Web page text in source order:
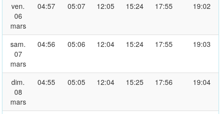
ven.
06
mars
04:57 05:07 12:05 15:24 17:55 19:02
sam.
07
mars
04:56 05:06 12:04 15:24 17:55 19:03
dim.
08
mars
04:55 05:05 12:04 15:25 17:56 19:04